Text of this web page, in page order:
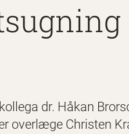
dr. Håkan
overlæge Christen